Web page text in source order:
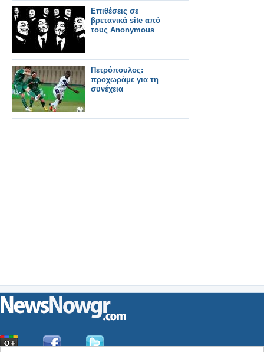
Επιθέσεις σε
βρετανικά site από
τους Anonymous
Πετρόπουλος:
προχωράμε για τη
συνέχεια